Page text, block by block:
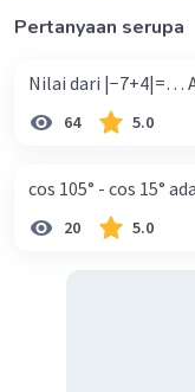
Pertanyaan serupa
64 5.0
cos 105° - cos 15°
20 5.0